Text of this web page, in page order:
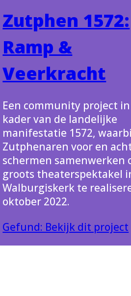
Zutphen 1572:
Ramp &
Veerkracht
Een community project
kader van de landelijke
manifestatie 1572,
Zutphenaren voor en
schermen samenwerken
groots theaterspektakel
Walburgiskerk te
oktober 2022.
Gefund: Bekijk dit project